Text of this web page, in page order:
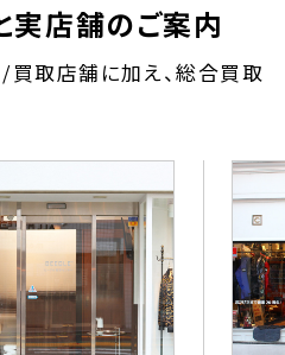
実店舗のご案内
買取店舗に加え、総合買取